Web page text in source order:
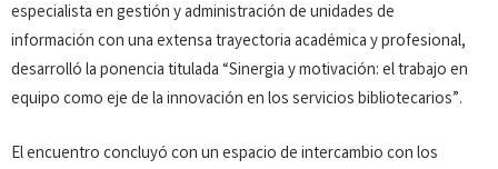
especialista en gestión y administración de unidades de
información con una extensa trayectoria académica y profesional,
desarrolló la ponencia titulada “Sinergia y motivación: el trabajo en
equipo como eje de la innovación en los servicios bibliotecarios”.
El encuentro concluyó con un espacio de intercambio con los